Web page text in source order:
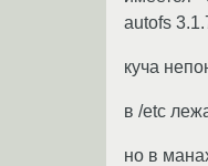
autofs
куча
в /etc
но в